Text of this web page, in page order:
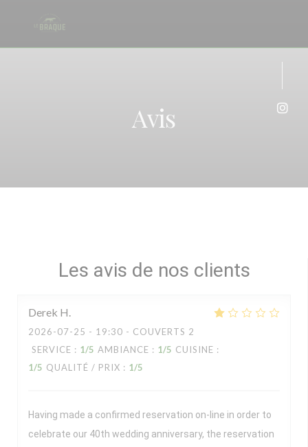
Avis
Les avis de nos clients
Derek H
2026-07-25 - 19:30 - COUVERTS 2
SERVICE : 1/5 AMBIANCE : 1/5 CUISINE :
1/5 QUALITÉ / PRIX : 1/5
Having made a confirmed reservation on-line in order to
celebrate our 40th wedding anniversary, the reservation